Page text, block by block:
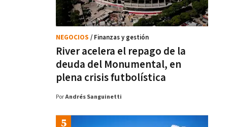
River acelera el repago de la
deuda del Monumental, en
plena crisis futbolística
NEGOCIOS / Finanzas y gestión
PorAndrés Sanguinetti